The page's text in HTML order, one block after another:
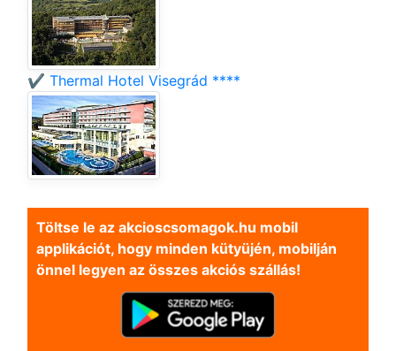
✔️ Thermal Hotel Visegrád ****
Töltse le az akcioscsomagok.hu mobil
applikációt, hogy minden kütyüjén, mobilján
önnel legyen az összes akciós szállás!